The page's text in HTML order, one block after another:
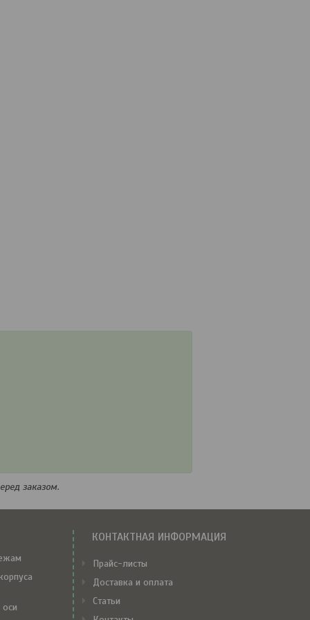
заказом.
КОНТАКТНАЯ ИНФОРМАЦИЯ
Прайс-листы
Доставка и оплата
Статьи